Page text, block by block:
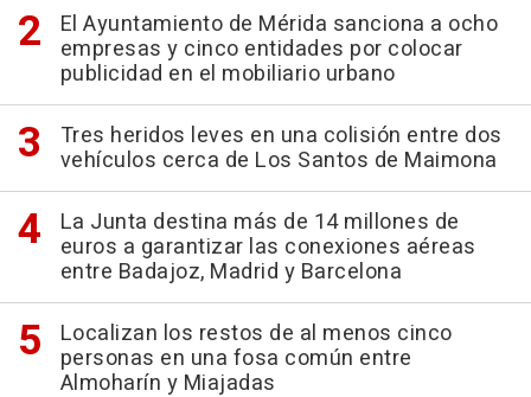
El Ayuntamiento de Mérida sanciona a ocho
empresas y cinco entidades por colocar
publicidad en el mobiliario urbano
Tres heridos leves en una colisión entre dos
vehículos cerca de Los Santos de Maimona
La Junta destina más de 14 millones de
euros a garantizar las conexiones aéreas
entre Badajoz, Madrid y Barcelona
Localizan los restos de al menos cinco
personas en una fosa común entre
Almoharín y Miajadas